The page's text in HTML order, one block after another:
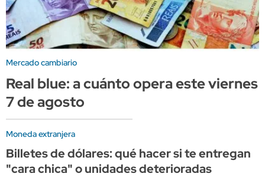
Mercado cambiario
Real blue: a cuánto opera este viernes
7 de agosto
Moneda extranjera
Billetes de dólares: qué hacer si te entregan
"cara chica" o unidades deterioradas